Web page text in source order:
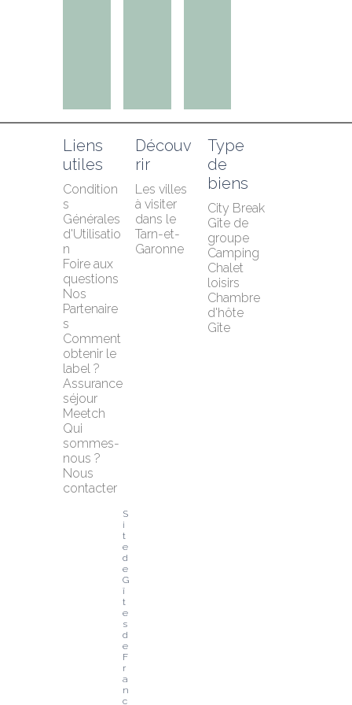
Liens
utiles
Condition
s
Générales
d'Utilisatio
n
Foire aux
questions
Nos
Partenaire
s
Comment
obtenir le
label ?
Assurance
séjour
Meetch
Qui
sommes-
nous ?
Nous
contacter
Découv
rir
Les villes
à visiter
dans le
Tarn-et-
Garonne
Type
de
biens
City Break
Gîte de
groupe
Camping
Chalet
loisirs
Chambre
d'hôte
Gîte
S
i
t
e
d
e
G
î
t
e
s
d
e
F
r
a
n
c